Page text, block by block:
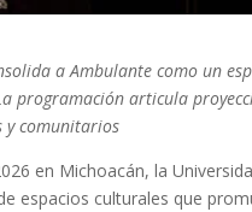
a Ambulante como un
programación articula
y comunitarios
en Michoacán, la
espacios culturales que